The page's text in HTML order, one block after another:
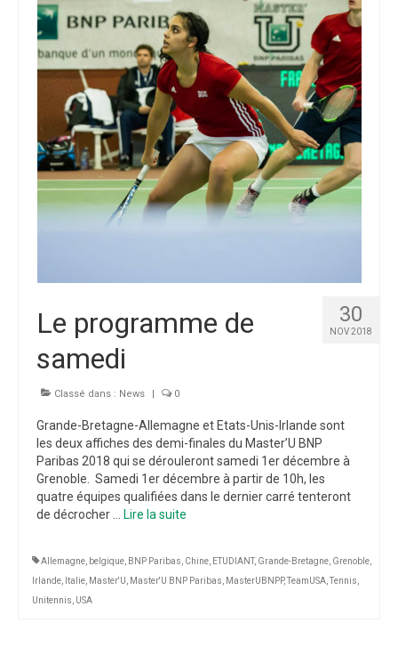
30
NOV 2018
Le programme de
samedi
Classé dans : News | 0
Grande-Bretagne-Allemagne et Etats-Unis-Irlande sont
les deux affiches des demi-finales du Master’U BNP
Paribas 2018 qui se dérouleront samedi 1er décembre à
Grenoble. Samedi 1er décembre à partir de 10h, les
quatre équipes qualifiées dans le dernier carré tenteront
de décrocher …
Lire la suite­­
Allemagne belgique BNP Paribas Chine ETUDIANT, Grande-Bretagne Grenoble
Irlande
Italie Master'U Master'U BNP Paribas MasterUBNPP,TeamUSA ,Tennis
Unitennis
USA